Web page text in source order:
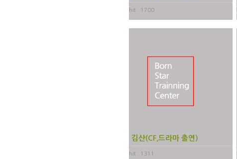
hit : 1700
김산(CF,드라마 출연)
hit : 1311